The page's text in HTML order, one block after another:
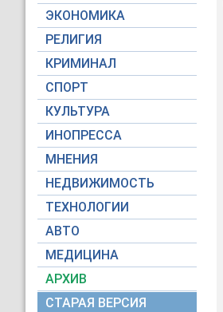
ЭКОНОМИКА
РЕЛИГИЯ
КРИМИНАЛ
СПОРТ
КУЛЬТУРА
ИНОПРЕССА
МНЕНИЯ
НЕДВИЖИМОСТЬ
ТЕХНОЛОГИИ
АВТО
МЕДИЦИНА
АРХИВ
СТАРАЯ ВЕРСИЯ